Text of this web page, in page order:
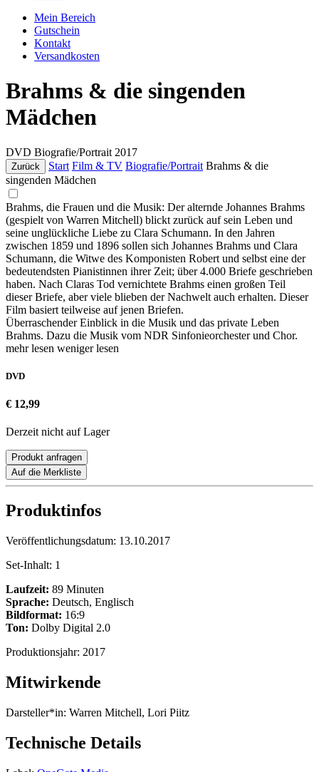
Mein Bereich
Gutschein
Kontakt
Versandkosten
Brahms & die singenden
Mädchen
DVD Biografie/Portrait 2017
Zurück Start Film & TV Biografie/Portrait Brahms & die
singenden Mädchen
Brahms, die Frauen und die Musik: Der alternde Johannes Brahms
(gespielt von Warren Mitchell) blickt zurück auf sein Leben und
seine unglückliche Liebe zu Clara Schumann. In den Jahren
zwischen 1859 und 1896 sollen sich Johannes Brahms und Clara
Schumann, die Witwe des Komponisten Robert und selbst eine der
bedeutendsten Pianistinnen ihrer Zeit; über 4.000 Briefe geschrieben
haben. Nach Claras Tod vernichtete Brahms einen großen Teil
dieser Briefe, aber viele blieben der Nachwelt auch erhalten. Dieser
Film basiert teilweise auf jenen Briefen.
Überraschender Einblick in die Musik und das private Leben
Brahms. Dazu die Musik vom NDR Sinfonieorchester und Chor.
mehr lesen weniger lesen
DVD
€ 12,99
Derzeit nicht auf Lager
Produkt anfragen
Auf die Merkliste
Produktinfos
Veröffentlichungsdatum: 13.10.2017
Set-Inhalt: 1
Laufzeit: 89 Minuten
Sprache: Deutsch, Englisch
Bildformat: 16:9
Ton: Dolby Digital 2.0
Produktionsjahr: 2017
Mitwirkende
Darsteller*in: Warren Mitchell, Lori Piitz
Technische Details